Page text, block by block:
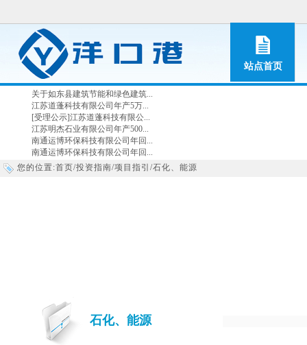
站点首页
关于如东县建筑节能和绿色建筑...
江苏道蓬科技有限公司年产5万...
[受理公示]江苏道蓬科技有限公...
江苏明杰石业有限公司年产500...
南通运博环保科技有限公司年回...
南通运博环保科技有限公司年回...
您的位置:首页/投资指南/项目指引 /石化、能源
石化、能源